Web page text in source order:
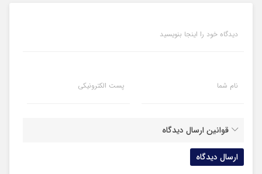
دیدگاه خود را اینجا بنویسید
نام شما پست الکترونیکی
قوانین ارسال دیدگاه